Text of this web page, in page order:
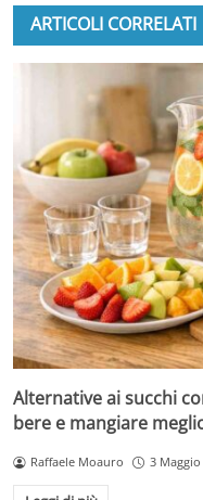
ARTICOLI CORRELATI
Alternative ai succhi
bere e mangiare
Raffaele Moauro 3 Maggio